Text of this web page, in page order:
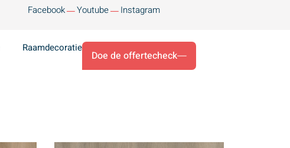
Facebook Youtube Instagram
Raamdecoratie
Doe de offertecheck